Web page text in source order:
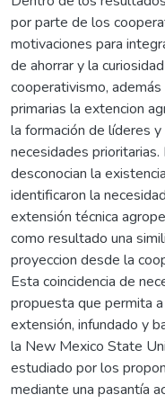
por parte de los
motivaciones para
de ahorrar y la
cooperativismo,
primarias la extencion
la formación de líderes
necesidades
desconocian la
identificaron la
extensión técnica
como resultado una
proyeccion desde la
Esta coincidencia de
propuesta que permita
extensión, infundado y
la New Mexico State
estudiado por los
mediante una pasantía